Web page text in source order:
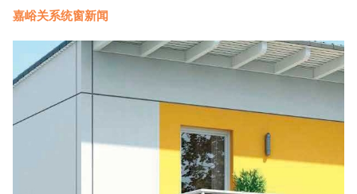
嘉峪关系统窗新闻